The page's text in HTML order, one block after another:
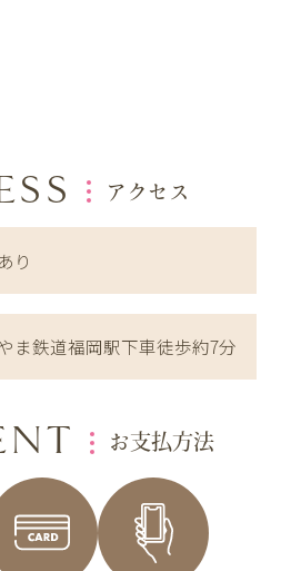
アクセス
り
ま鉄道福岡駅下車徒歩約7分
お支払方法